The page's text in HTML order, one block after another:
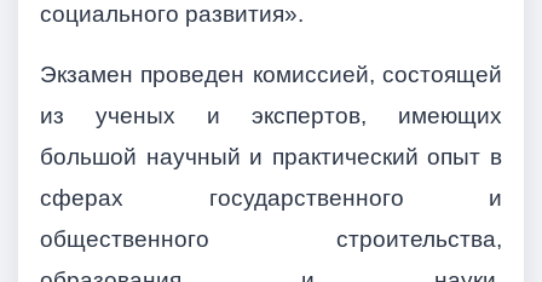
социального развития».
Экзамен проведен комиссией, состоящей
из ученых и экспертов, имеющих
большой научный и практический опыт в
сферах государственного и
общественного строительства,